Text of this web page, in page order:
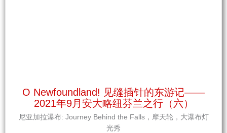
O Newfoundland! 见缝插针的东游记——
2021年9月安大略纽芬兰之行（六）
尼亚加拉瀑布: Journey Behind the Falls，摩天轮，大瀑布灯
光秀